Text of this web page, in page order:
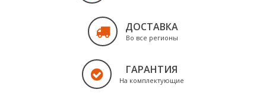
ДОСТАВКА
Во все регионы
ГАРАНТИЯ
На комплектующие